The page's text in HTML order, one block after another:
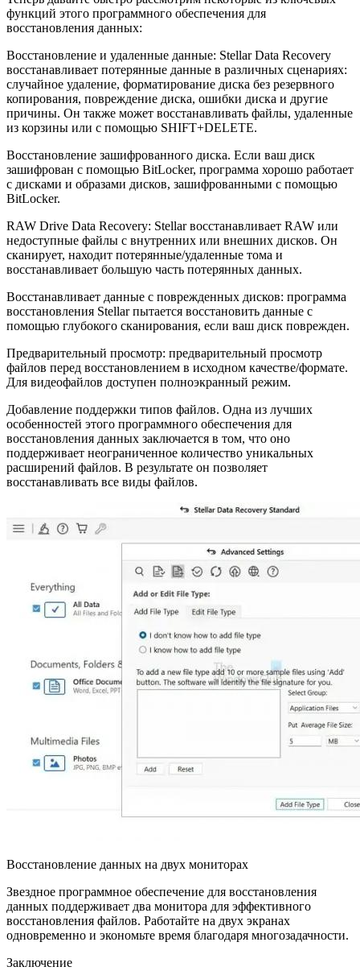
функций этого программного обеспечения для
восстановления данных:
Восстановление и удаленные данные: Stellar Data Recovery
восстанавливает потерянные данные в различных сценариях:
случайное удаление, форматирование диска без резервного
копирования, повреждение диска, ошибки диска и другие
причины. Он также может восстанавливать файлы, удаленные
из корзины или с помощью SHIFT+DELETE.
Восстановление зашифрованного диска. Если ваш диск
зашифрован с помощью BitLocker, программа хорошо работает
с дисками и образами дисков, зашифрованными с помощью
BitLocker.
RAW Drive Data Recovery: Stellar восстанавливает RAW или
недоступные файлы с внутренних или внешних дисков. Он
сканирует, находит потерянные/удаленные тома и
восстанавливает большую часть потерянных данных.
Восстанавливает данные с поврежденных дисков: программа
восстановления Stellar пытается восстановить данные с
помощью глубокого сканирования, если ваш диск поврежден.
Предварительный просмотр: предварительный просмотр
файлов перед восстановлением в исходном качестве/формате.
Для видеофайлов доступен полноэкранный режим.
Добавление поддержки типов файлов. Одна из лучших
особенностей этого программного обеспечения для
восстановления данных заключается в том, что оно
поддерживает неограниченное количество уникальных
расширений файлов. В результате он позволяет
восстанавливать все виды файлов.
Восстановление данных на двух мониторах
Звездное программное обеспечение для восстановления
данных поддерживает два монитора для эффективного
восстановления файлов. Работайте на двух экранах
одновременно и экономьте время благодаря многозадачности.
Заключение